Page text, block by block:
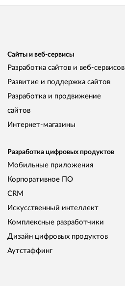
Сайты и веб-сервисы
Разработка сайтов и веб-сервисов
Развитие и поддержка сайтов
Разработка и продвижение
сайтов
Интернет-магазины
Разработка цифровых продуктов
Мобильные приложения
Корпоративное ПО
CRM
Искусственный интеллект
Комплексные разработчики
Дизайн цифровых продуктов
Аутстаффинг